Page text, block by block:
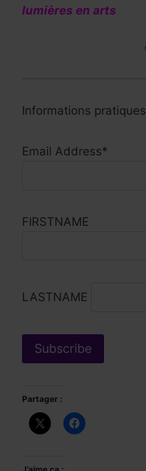
lumières en arts
Informations pratiques
Email Address*
FIRSTNAME
LASTNAME
Partager :